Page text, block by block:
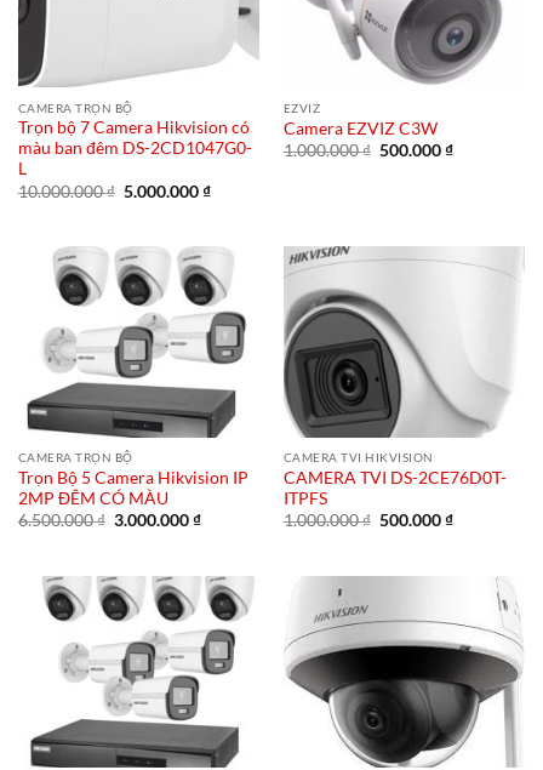
CAMERA TRỌN BỘ
Trọn bộ 7 Camera Hikvision có
màu ban đêm DS-2CD1047G0-
L
10.000.000₫ Giá
5.000.000₫Giá
5.000.000 ₫.
EZVIZ
Camera EZVIZ C3W
1.000.000₫ Giá
500.000₫Giá
CAMERA TRỌN BỘ
Trọn Bộ 5 Camera Hikvision IP
2MP ĐÊM CÓ MÀU
6.500.000₫ Giá
3.000.000₫Giá
3.000.000 ₫.
CAMERA TVI HIKVISION
CAMERA TVI DS-2CE76D0T-
ITPFS
1.000.000₫ Giá
500.000₫Giá
500.000 ₫.